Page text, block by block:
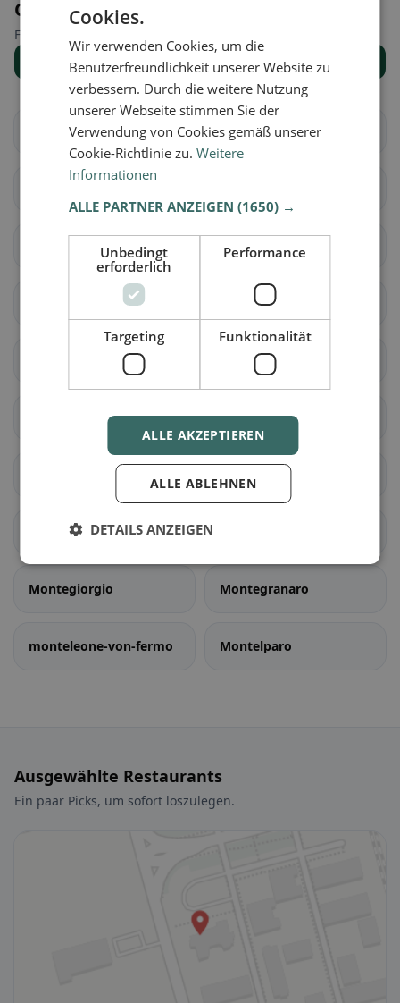
Orte in der Nähe
Finde den passenden Ort für deine Restaurantsuche.
Alle Orte anzeigen
Altidona Amandola
Fermo
Francavilla d'Ete Grottazzolina
magliano-von-tenna
Massa Fermana Monsampietro Morico
Montefalcone
Appennino
Montefortino
Montegiorgio Montegranaro
monteleone-von-fermo Montelparo
Ausgewählte Restaurants
Ein paar Picks, um sofort loszulegen.
Cookies.
Wir verwenden Cookies, um die
Benutzerfreundlichkeit unserer Website zu
verbessern. Durch die weitere Nutzung
unserer Webseite stimmen Sie der
Verwendung von Cookies gemäß unserer
Cookie-Richtlinie zu.Weitere
Informationen
ALLE PARTNER ANZEIGEN(1650) →
Unbedingt
erforderlich
Performance
Targeting Funktionalität
ALLE AKZEPTIEREN
ALLE ABLEHNEN
DETAILS ANZEIGEN